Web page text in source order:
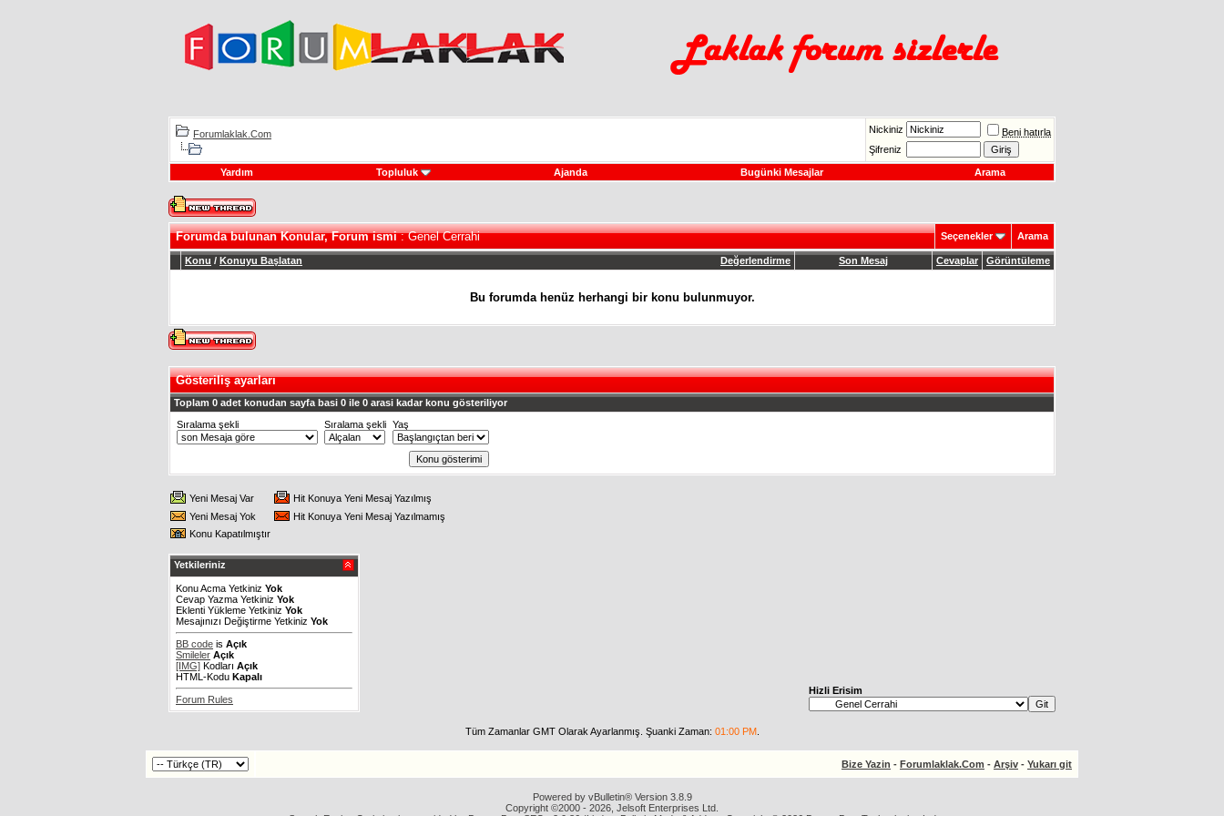
Forumlaklak.Com Nickiniz
Beni hatırla
Şifreniz
Yardım Topluluk Ajanda Bugünki Mesajlar Arama
Forumda bulunan Konular, Forum ismi: Genel Cerrahi Seçenekler Arama
Değerlendirme
Konu / Konuyu Başlatan Son Mesaj Cevaplar Görüntüleme
Bu forumda henüz herhangi bir konu bulunmuyor.
Gösteriliş ayarları
Toplam 0 adet konudan sayfa basi 0 ile 0 arasi kadar konu gösteriliyor
Sıralama şekli
Sıralama şekli Yaş
Yeni Mesaj Var
Hit Konuya Yeni Mesaj Yazılmış
Yeni Mesaj Yok
Hit Konuya Yeni Mesaj Yazılmamış
Konu Kapatılmıştır
Yetkileriniz
Konu Acma Yetkiniz Yok
Cevap Yazma Yetkiniz Yok
Eklenti Yükleme Yetkiniz Yok
Mesajınızı Değiştirme Yetkiniz Yok
BB code is Açık
Smileler Açık
[IMG] Kodları Açık
HTML-Kodu Kapalı
Forum Rules
Hizli Erisim
Tüm Zamanlar GMT Olarak Ayarlanmış. Şuanki Zaman: 01:00 PM.
Bize Yazin - Forumlaklak.Com - Arşiv - Yukarı git
Powered by vBulletin® Version 3.8.9
Copyright ©2000 - 2026, Jelsoft Enterprises Ltd.